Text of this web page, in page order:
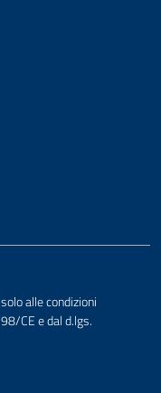
alle condizioni
CE e dal d.lgs.